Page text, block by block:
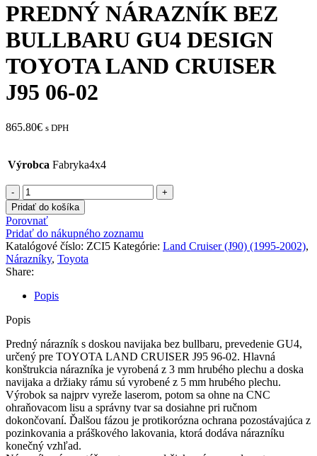
PREDNÝ NÁRAZNÍK BEZ
BULLBARU GU4 DESIGN
TOYOTA LAND CRUISER
J95 06-02
865.80€ s DPH
Výrobca Fabryka4x4
množstvo
PREDNÝ
NÁRAZNÍK
BEZ
BULLBARU
GU4
DESIGN
TOYOTA
LAND
CRUISER
J95
02
Pridať do košíka
Porovnať
Pridať do nákupného zoznamu
Katalógové číslo: ZCI5 Kategórie: Land Cruiser (J90) (1995-2002),
Nárazníky, Toyota
Share:
Popis
Popis
Predný nárazník s doskou navijaka bez bullbaru, prevedenie GU4,
určený pre TOYOTA LAND CRUISER J95 96-02. Hlavná
konštrukcia nárazníka je vyrobená z 3 mm hrubého plechu a doska
navijaka a držiaky rámu sú vyrobené z 5 mm hrubého plechu.
Výrobok sa najprv vyreže laserom, potom sa ohne na CNC
ohraňovacom lisu a správny tvar sa dosiahne pri ručnom
dokončovaní. Ďalšou fázou je protikorózna ochrana pozostávajúca z
pozinkovania a práškového lakovania, ktorá dodáva nárazníku
konečný vzhľad.